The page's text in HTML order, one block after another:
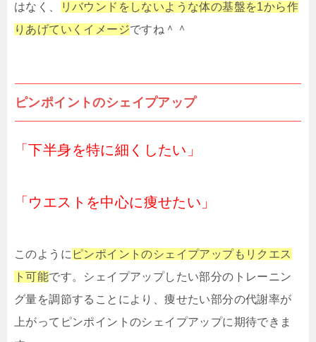
はなく、
リバウンドをしないような体の基盤を1から作
りあげていくイメージですね＾＾
ピンポイントのシェイプアップ
「下半身を特に細くしたい」
「ウエストを中心に痩せたい」
このように ピンポイントのシェイプアップもリクエス
ト可能です。シェイプアップしたい部分のトレーニン
グ量を調節することにより、痩せたい部分の代謝率が
上がってピンポイントのシェイプアップに期待できま